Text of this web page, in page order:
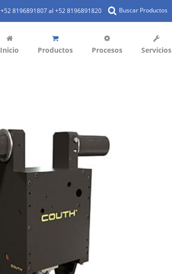
+52 8196891807 al +52 8196891820 Buscar Productos
Inicio Productos Procesos Servicios